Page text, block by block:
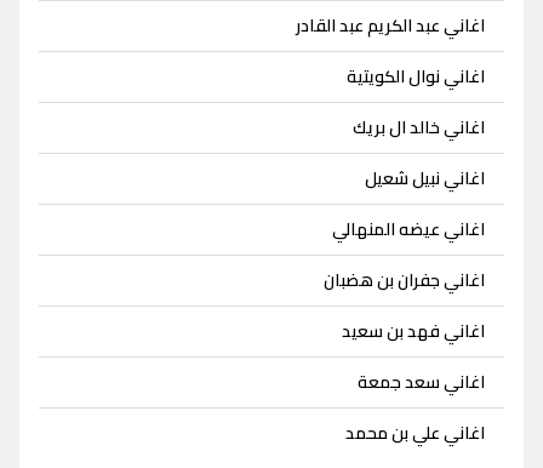
اغاني عبد الكريم عبد القادر
اغاني نوال الكويتية
اغاني خالد ال بريك
اغاني نبيل شعيل
اغاني عيضه المنهالي
اغاني جفران بن هضبان
اغاني فهد بن سعيد
اغاني سعد جمعة
اغاني علي بن محمد